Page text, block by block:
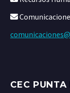
CEC